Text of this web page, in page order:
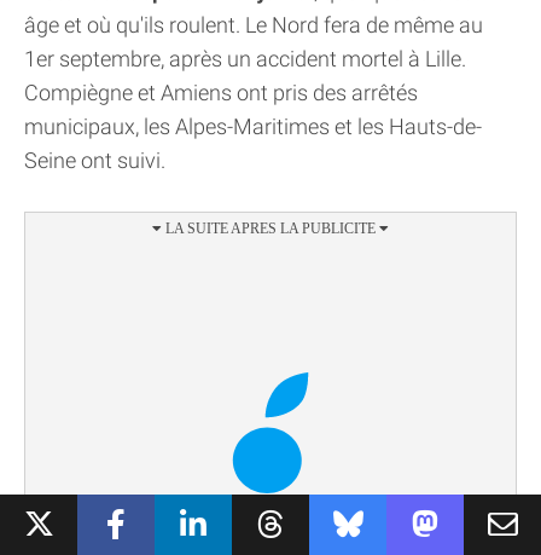
âge et où qu'ils roulent. Le Nord fera de même au
1er septembre, après un accident mortel à Lille.
Compiègne et Amiens ont pris des arrêtés
municipaux, les Alpes-Maritimes et les Hauts-de-
Seine ont suivi.